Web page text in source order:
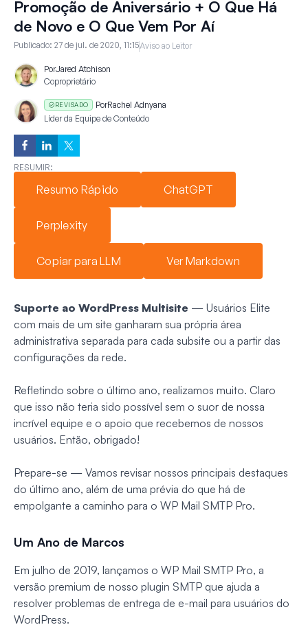
Promoção de Aniversário + O Que Há
de Novo e O Que Vem Por Aí
Publicado: 27 de jul. de 2020, 11:15Aviso ao Leitor
PorJared Atchison
Coproprietário
REVISADO PorRachel Adnyana
Líder da Equipe de Conteúdo
RESUMIR:
Resumo Rápido ChatGPT
Perplexity
Copiar para LLM Ver Markdown
Suporte ao WordPress Multisite — Usuários Elite
com mais de um site ganharam sua própria área
administrativa separada para cada subsite ou a partir das
configurações da rede.
Refletindo sobre o último ano, realizamos muito. Claro
que isso não teria sido possível sem o suor de nossa
incrível equipe e o apoio que recebemos de nossos
usuários. Então, obrigado!
Prepare-se — Vamos revisar nossos principais destaques
do último ano, além de uma prévia do que há de
empolgante a caminho para o WP Mail SMTP Pro.
Um Ano de Marcos
Em julho de 2019, lançamos o WP Mail SMTP Pro, a
versão premium de nosso plugin SMTP que ajuda a
resolver problemas de entrega de e-mail para usuários do
WordPress.